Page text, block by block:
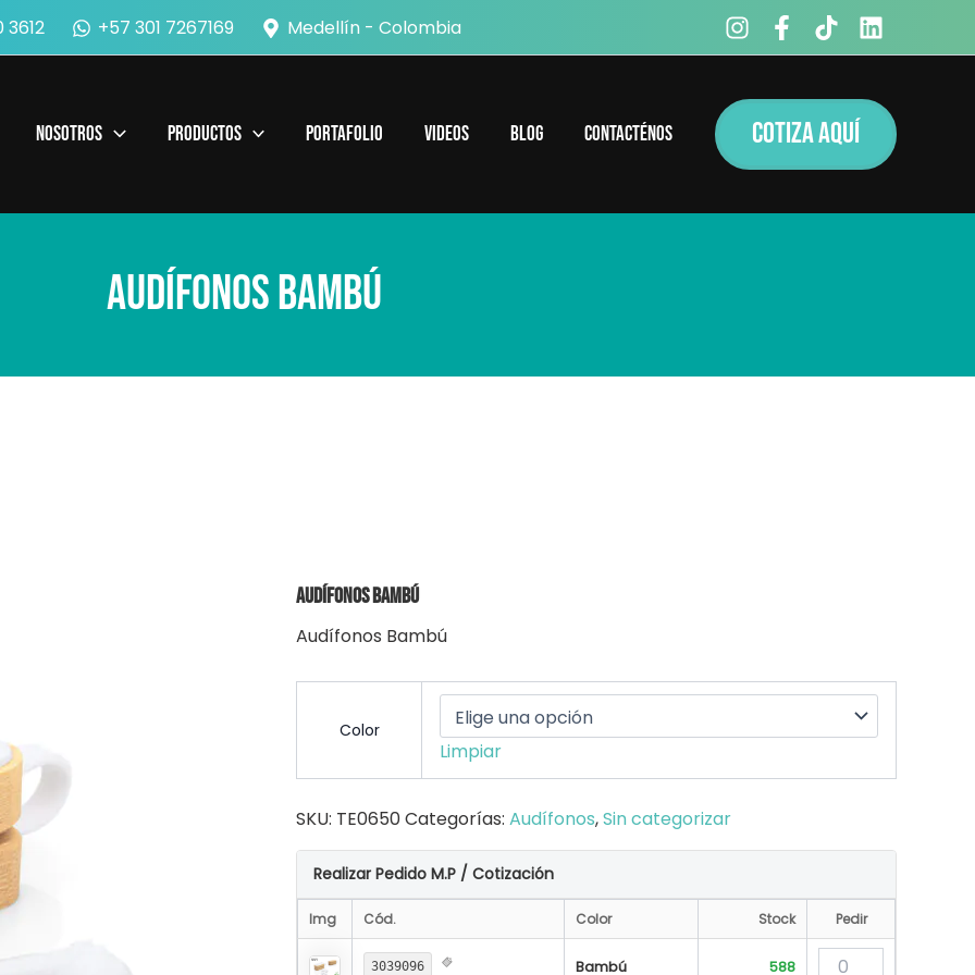
+57 301 7267169 Medellín - Colombia
Nosotros Productos Portafolio Videos Blog Contacténos COTIZA AQUÍ
Audífonos Bambú
Audífonos Bambú
Audífonos Bambú
Color
Limpiar
SKU: TE0650Categorías: Audífonos,Sin categorizar
Realizar Pedido M.P / Cotización
Img Cód. Color Stock Pedir
3039096 Bambú 588